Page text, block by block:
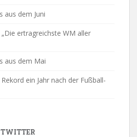
aus dem Juni
ertragreichste WM aller
aus dem Mai
ein Jahr nach der Fußball-